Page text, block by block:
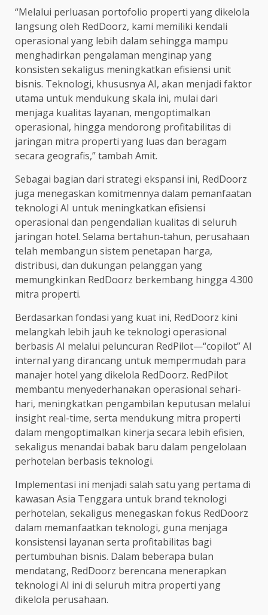
“Melalui perluasan portofolio properti yang dikelola
langsung oleh RedDoorz, kami memiliki kendali
operasional yang lebih dalam sehingga mampu
menghadirkan pengalaman menginap yang
konsisten sekaligus meningkatkan efisiensi unit
bisnis. Teknologi, khususnya AI, akan menjadi faktor
utama untuk mendukung skala ini, mulai dari
menjaga kualitas layanan, mengoptimalkan
operasional, hingga mendorong profitabilitas di
jaringan mitra properti yang luas dan beragam
secara geografis,” tambah Amit.
Sebagai bagian dari strategi ekspansi ini, RedDoorz
juga menegaskan komitmennya dalam pemanfaatan
teknologi AI untuk meningkatkan efisiensi
operasional dan pengendalian kualitas di seluruh
jaringan hotel. Selama bertahun-tahun, perusahaan
telah membangun sistem penetapan harga,
distribusi, dan dukungan pelanggan yang
memungkinkan RedDoorz berkembang hingga 4.300
mitra properti.
Berdasarkan fondasi yang kuat ini, RedDoorz kini
melangkah lebih jauh ke teknologi operasional
berbasis AI melalui peluncuran RedPilot—“copilot” AI
internal yang dirancang untuk mempermudah para
manajer hotel yang dikelola RedDoorz. RedPilot
membantu menyederhanakan operasional sehari-
hari, meningkatkan pengambilan keputusan melalui
insight real-time, serta mendukung mitra properti
dalam mengoptimalkan kinerja secara lebih efisien,
sekaligus menandai babak baru dalam pengelolaan
perhotelan berbasis teknologi.
Implementasi ini menjadi salah satu yang pertama di
kawasan Asia Tenggara untuk brand teknologi
perhotelan, sekaligus menegaskan fokus RedDoorz
dalam memanfaatkan teknologi, guna menjaga
konsistensi layanan serta profitabilitas bagi
pertumbuhan bisnis. Dalam beberapa bulan
mendatang, RedDoorz berencana menerapkan
teknologi AI ini di seluruh mitra properti yang
dikelola perusahaan.